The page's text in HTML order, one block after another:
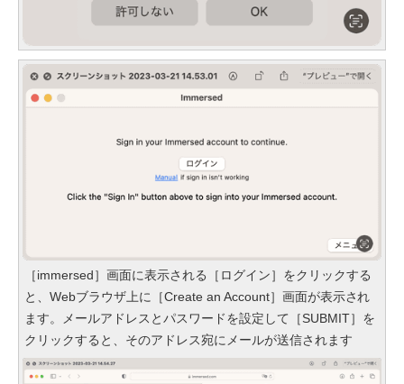
［immersed］画面に表示される［ログイン］をクリックする
と、Webブラウザ上に［Create an Account］画面が表示され
ます。メールアドレスとパスワードを設定して［SUBMIT］を
クリックすると、そのアドレス宛にメールが送信されます